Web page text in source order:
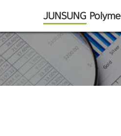
JUNSUNG
찾아오시는길